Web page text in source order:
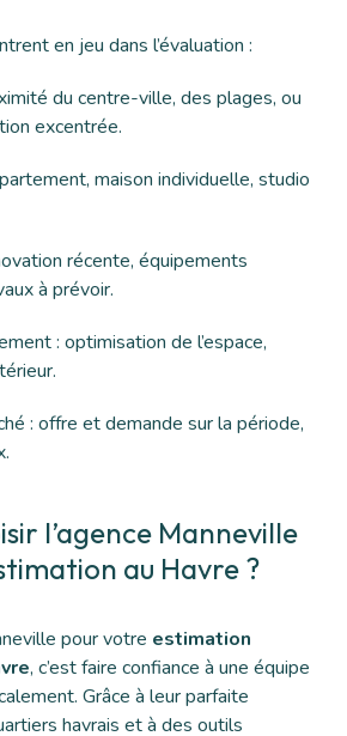
en jeu dans l’évaluation :
du centre-ville, des plages, ou
excentrée.
maison individuelle, studio
récente, équipements
à prévoir.
: optimisation de l’espace,
: offre et demande sur la période,
l’agence Manneville
au Havre ?
pour votre estimation
, c’est faire confiance à une équipe
Grâce à leur parfaite
havrais et à des outils